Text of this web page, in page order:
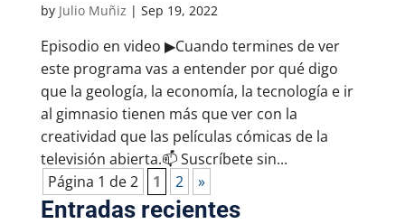
by Julio Muñiz | Sep 19, 2022
Episodio en video ▶Cuando termines de ver
este programa vas a entender por qué digo
que la geología, la economía, la tecnología e ir
al gimnasio tienen más que ver con la
creatividad que las películas cómicas de la
televisión abierta.📫 Suscríbete sin...
Página 1 de 2
1 2 »
Entradas recientes